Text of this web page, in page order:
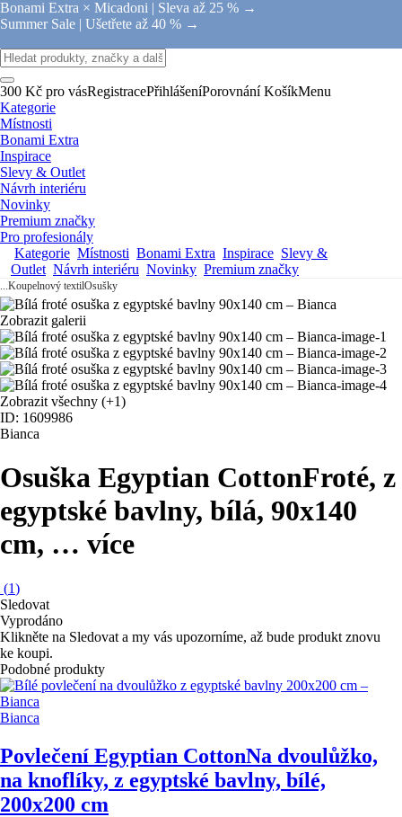
Bonami Extra × Micadoni | Sleva až 25 % →
Summer Sale | Ušetřete až 40 % →
300 Kč pro vásRegistracePřihlášeníPorovnání KošíkMenu
Kategorie
Místnosti
Bonami Extra
Inspirace
Slevy & Outlet
Návrh interiéru
Novinky
Premium značky
Pro profesionály
Kategorie Místnosti Bonami Extra Inspirace Slevy &
Outlet Návrh interiéru Novinky Premium značky
...Koupelnový textilOsušky
Zobrazit galerii
Zobrazit všechny (+1)
ID: 1609986
Bianca
Osuška Egyptian CottonFroté, z
egyptské bavlny, bílá, 90x140
cm, … více
(1)
Sledovat
Vyprodáno
Klikněte na Sledovat a my vás upozorníme, až bude produkt znovu
ke koupi.
Podobné produkty
Bianca
Povlečení Egyptian CottonNa dvoulůžko,
na knoflíky, z egyptské bavlny, bílé,
200x200 cm